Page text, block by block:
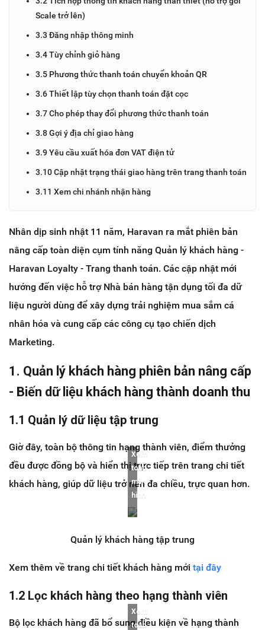
Scale trở lên)
3.3 Đăng nhập thông minh
3.4 Tùy chỉnh giỏ hàng
3.5 Phương thức thanh toán chuyển khoản QR
3.6 Thiết lập tùy chọn thanh toán đặt cọc
3.7 Cho phép thay đổi phương thức thanh toán
3.8 Gợi ý địa chỉ giao hàng
3.9 Yêu cầu xuất hóa đơn VAT điện tử
3.10 Cập nhật trạng thái giao hàng trên trang thanh toán
3.11 Xem chi nhánh nhận hàng
Nhân dịp sinh nhật 11 năm, Haravan ra mắt phiên bản
nâng cấp toàn diện cụm tính năng Quản lý khách hàng -
Haravan Loyalty - Trang thanh toán. Các cập nhật mới
hướng đến việc hỗ trợ Nhà bán hàng tận dụng tối đa dữ
liệu người dùng để xây dựng trải nghiệm mua sắm cá
nhân hóa và cung cấp các công cụ tạo chiến dịch
Marketing.
1. Quản lý khách hàng phiên bản nâng cấp
- Biến dữ liệu khách hàng thành doanh thu
1.1 Quản lý dữ liệu tập trung
Giờ đây, toàn bộ thông tin hạng thành viên, điểm thưởng
đều được đồng bộ và hiển thị trực tiếp trên trang chi tiết
khách hàng, giúp dữ liệu trở nên đa chiều, trực quan hơn.
Xem
toàn
màn
hình
Quản lý khách hàng tập trung
Xem thêm về trang chi tiết khách hàng mới tại đây
1.2 Lọc khách hàng theo hạng thành viên
Bộ lọc khách hàng đã bổ sung điều kiện về hạng thành
Xem
toàn